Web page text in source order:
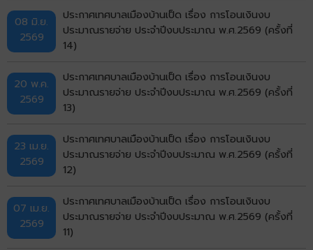
08 มิ.ย.
2569
ประกาศเทศบาลเมืองบ้านเป็ด เรื่อง การโอนเงินงบ
ประมาณรายจ่าย ประจำปีงบประมาณ พ.ศ.2569 (ครั้งที่
14)
20 พ.ค.
2569
ประกาศเทศบาลเมืองบ้านเป็ด เรื่อง การโอนเงินงบ
ประมาณรายจ่าย ประจำปีงบประมาณ พ.ศ.2569 (ครั้งที่
13)
23 เม.ย.
2569
ประกาศเทศบาลเมืองบ้านเป็ด เรื่อง การโอนเงินงบ
ประมาณรายจ่าย ประจำปีงบประมาณ พ.ศ.2569 (ครั้งที่
12)
07 เม.ย.
2569
ประกาศเทศบาลเมืองบ้านเป็ด เรื่อง การโอนเงินงบ
ประมาณรายจ่าย ประจำปีงบประมาณ พ.ศ.2569 (ครั้งที่
11)